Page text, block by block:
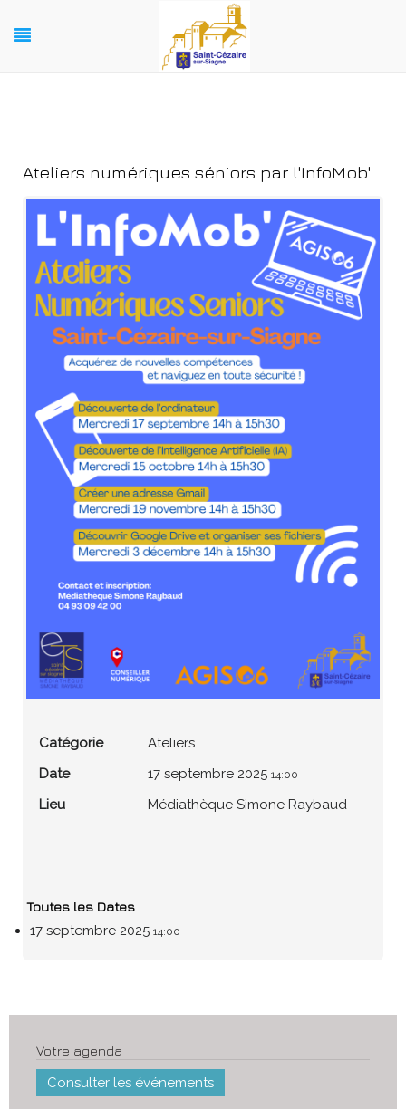
Ateliers numériques séniors par l'InfoMob'
Catégorie
Ateliers
Date
17 septembre 2025 14:00
Lieu Médiathèque Simone Raybaud
Toutes les Dates
17 septembre 2025 14:00
Votre agenda
Consulter les événements